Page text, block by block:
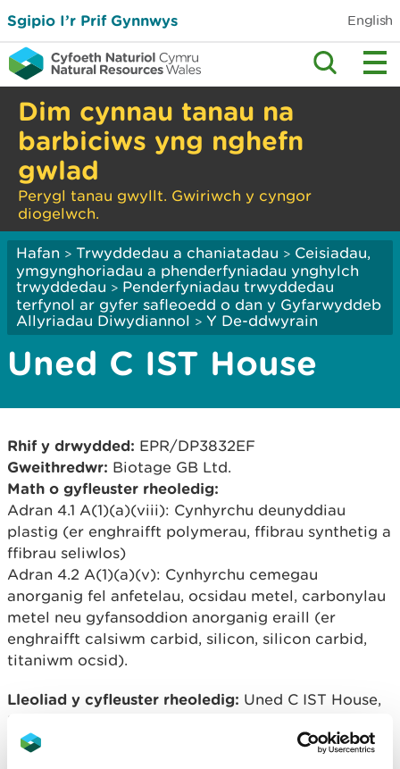
Sgipio I’r Prif Gynnwys English
Dim cynnau tanau na
barbiciws yng nghefn
gwlad
Perygl tanau gwyllt. Gwiriwch y cyngor
diogelwch.
Hafan > Trwyddedau a chaniatadau > Ceisiadau,
ymgynghoriadau a phenderfyniadau ynghylch
trwyddedau > Penderfyniadau trwyddedau
terfynol ar gyfer safleoedd o dan y Gyfarwyddeb
Allyriadau Diwydiannol > Y De-ddwyrain
Uned C IST House
Rhif y drwydded: EPR/DP3832EF
Gweithredwr: Biotage GB Ltd.
Math o gyfleuster rheoledig:
Adran 4.1 A(1)(a)(viii): Cynhyrchu deunyddiau
plastig (er enghraifft polymerau, ffibrau synthetig a
ffibrau seliwlos)
Adran 4.2 A(1)(a)(v): Cynhyrchu cemegau
anorganig fel anfetelau, ocsidau metel, carbonylau
metel neu gyfansoddion anorganig eraill (er
enghraifft calsiwm carbid, silicon, silicon carbid,
titaniwm ocsid).
Lleoliad y cyfleuster rheoledig: Uned C IST House,
Distribution Way, Parc Busnes Dyffryn, Ystrad
Mynach, Hengoed, CF82 7TS.